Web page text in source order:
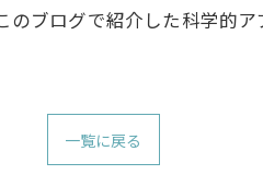
ブログで紹介した科学的
一覧に戻る